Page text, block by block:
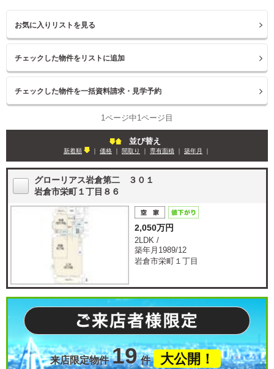
お気に入りリストを見る
1ページ中1ページ目
並び替え
新着順 ｜ 価格 ｜ 間取り ｜ 専有面積 ｜ 築年月 ｜
グローリアス岩倉第二 ３０１
岩倉市栄町１丁目８６
2,050万円
2LDK /
築年月1989/12
岩倉市栄町１丁目
来店限定物件 19 件 大公開！